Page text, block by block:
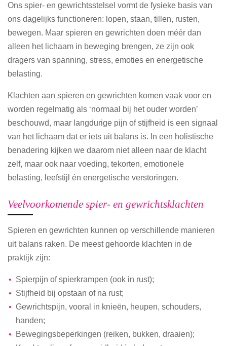
Ons spier- en gewrichtsstelsel vormt de fysieke basis van
ons dagelijks functioneren: lopen, staan, tillen, rusten,
bewegen. Maar spieren en gewrichten doen méér dan
alleen het lichaam in beweging brengen, ze zijn ook
dragers van spanning, stress, emoties en energetische
belasting.
Klachten aan spieren en gewrichten komen vaak voor en
worden regelmatig als ‘normaal bij het ouder worden’
beschouwd, maar langdurige pijn of stijfheid is een signaal
van het lichaam dat er iets uit balans is. In een holistische
benadering kijken we daarom niet alleen naar de klacht
zelf, maar ook naar voeding, tekorten, emotionele
belasting, leefstijl én energetische verstoringen.
Veelvoorkomende spier- en gewrichtsklachten
Spieren en gewrichten kunnen op verschillende manieren
uit balans raken. De meest gehoorde klachten in de
praktijk zijn:
Spierpijn of spierkrampen (ook in rust);
Stijfheid bij opstaan of na rust;
Gewrichtspijn, vooral in knieën, heupen, schouders,
handen;
Bewegingsbeperkingen (reiken, bukken, draaien);